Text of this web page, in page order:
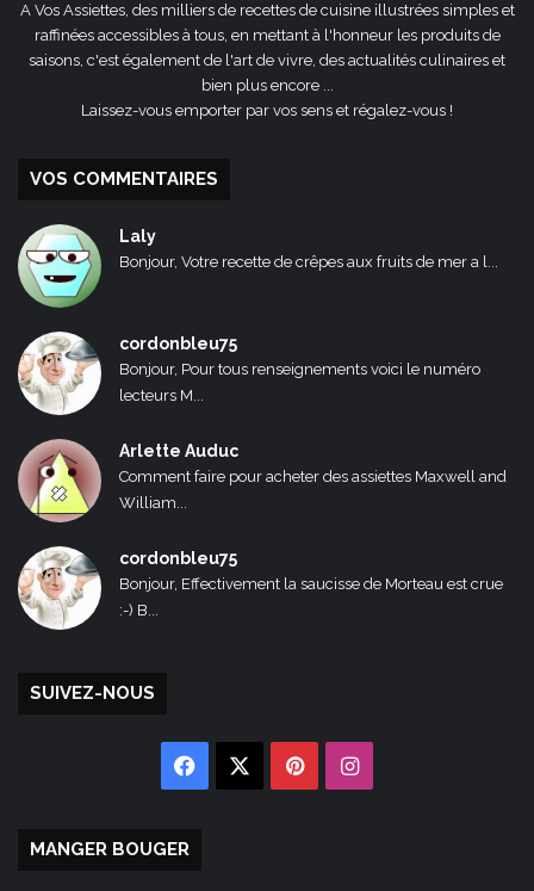
A Vos Assiettes, des milliers de recettes de cuisine illustrées simples et
raffinées accessibles à tous, en mettant à l'honneur les produits de
saisons, c'est également de l'art de vivre, des actualités culinaires et
bien plus encore ...
Laissez-vous emporter par vos sens et régalez-vous !
VOS COMMENTAIRES
Laly
Bonjour, Votre recette de crêpes aux fruits de mer a l...
cordonbleu75
Bonjour, Pour tous renseignements voici le numéro
lecteurs M...
Arlette Auduc
Comment faire pour acheter des assiettes Maxwell and
William...
cordonbleu75
Bonjour, Effectivement la saucisse de Morteau est crue
:-) B...
SUIVEZ-NOUS
Facebook PinterestInstagram
MANGER BOUGER